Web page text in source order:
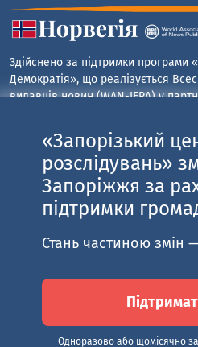
Здійснено за підтримки програми
Демократія», що реалізується
видавців новин (WAN-IFRA) у
Норвезькою асоціацією
Норвегії. Погляди авторів не
офіційну позицію партнерів
САЙТ РОЗРОБЛЕНО ЗА ПІДТРИМКИ
АКТИВНОСТІ «ДОЛУЧАЙСЯ!», ЩО
САЙТУ Є ВИНЯТКОВОЮ
ОБОВ’ЯЗКОВО ВІДОБРАЖАЄ ПОГЛЯДИ
РОЗВИТКУ (USAID)
«Запорізький
розслідувань»
Запоріжжя за
підтримки
Стань частиною змін
Одноразово або щомісячно